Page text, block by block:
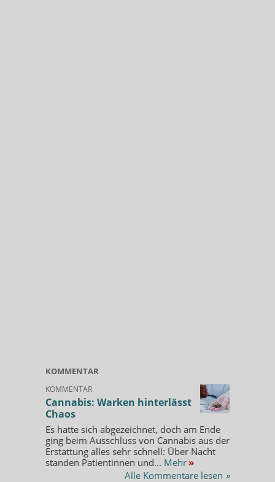
KOMMENTAR
KOMMENTAR
Cannabis: Warken hinterlässt
Chaos
Es hatte sich abgezeichnet, doch am Ende
ging beim Ausschluss von Cannabis aus der
Erstattung alles sehr schnell: Über Nacht
standen Patientinnen und... Mehr »
Alle Kommentare lesen »